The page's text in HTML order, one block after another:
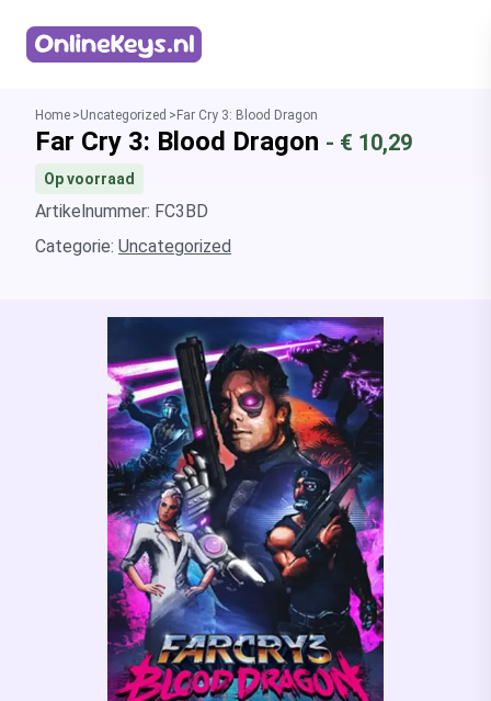
Home Uncategorized Far Cry 3: Blood Dragon
Far Cry 3: Blood Dragon - € 10,29
Op voorraad
Artikelnummer: FC3BD
Categorie: Uncategorized